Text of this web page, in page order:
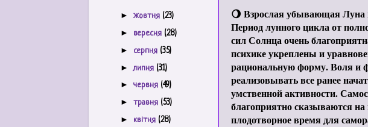
🌖 Взрослая убывающая Луна
Период лунного цикла от
сил Солнца очень
психике укреплены и
рациональную форму. Воля и
реализовывать все ранее
умственной активности.
благоприятно сказываются
плодотворное время для
►жовтня (23)
► вересня (28)
► серпня (35)
►липня (31)
►червня (49)
►травня (53)
► квітня (28)